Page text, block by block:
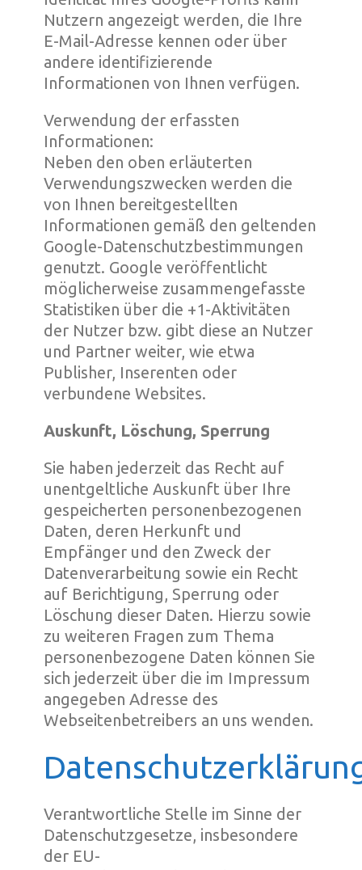
Nutzern angezeigt werden, die Ihre
E-Mail-Adresse kennen oder über
andere identifizierende
Informationen von Ihnen verfügen.
Verwendung der erfassten
Informationen:
Neben den oben erläuterten
Verwendungszwecken werden die
von Ihnen bereitgestellten
Informationen gemäß den geltenden
Google-Datenschutzbestimmungen
genutzt. Google veröffentlicht
möglicherweise zusammengefasste
Statistiken über die +1-Aktivitäten
der Nutzer bzw. gibt diese an Nutzer
und Partner weiter, wie etwa
Publisher, Inserenten oder
verbundene Websites.
Auskunft, Löschung, Sperrung
Sie haben jederzeit das Recht auf
unentgeltliche Auskunft über Ihre
gespeicherten personenbezogenen
Daten, deren Herkunft und
Empfänger und den Zweck der
Datenverarbeitung sowie ein Recht
auf Berichtigung, Sperrung oder
Löschung dieser Daten. Hierzu sowie
zu weiteren Fragen zum Thema
personenbezogene Daten können Sie
sich jederzeit über die im Impressum
angegeben Adresse des
Webseitenbetreibers an uns wenden.
Verantwortliche Stelle im Sinne der
Datenschutzgesetze, insbesondere
der EU-